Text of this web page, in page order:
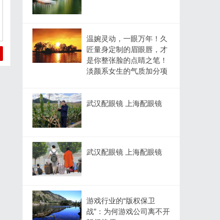
温婉灵动，一眼万年！久
匠量身定制的眉眼唇，才
是你整张脸的点睛之笔！
淡颜系女生的气质加分项
武汉配眼镜 上海配眼镜
武汉配眼镜 上海配眼镜
游戏行业的“版权保卫
战”：为何游戏公司离不开